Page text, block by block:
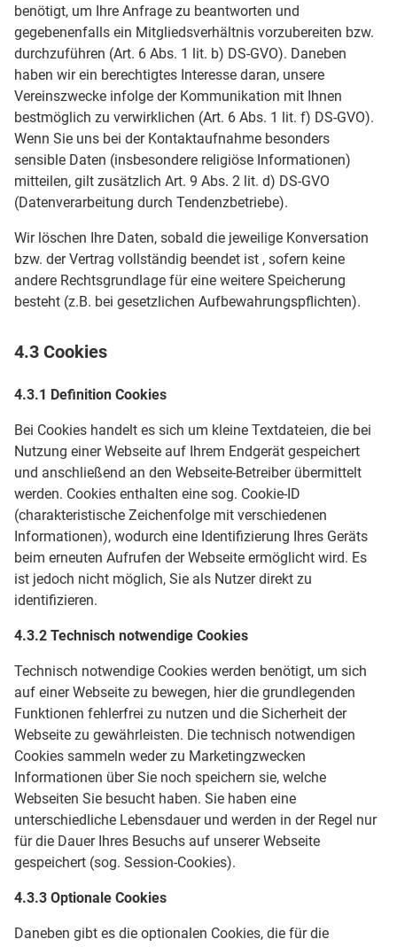
benötigt, um Ihre Anfrage zu beantworten und
gegebenenfalls ein Mitgliedsverhältnis vorzubereiten bzw.
durchzuführen (Art. 6 Abs. 1 lit. b) DS-GVO). Daneben
haben wir ein berechtigtes Interesse daran, unsere
Vereinszwecke infolge der Kommunikation mit Ihnen
bestmöglich zu verwirklichen (Art. 6 Abs. 1 lit. f) DS-GVO).
Wenn Sie uns bei der Kontaktaufnahme besonders
sensible Daten (insbesondere religiöse Informationen)
mitteilen, gilt zusätzlich Art. 9 Abs. 2 lit. d) DS-GVO
(Datenverarbeitung durch Tendenzbetriebe).
Wir löschen Ihre Daten, sobald die jeweilige Konversation
bzw. der Vertrag vollständig beendet ist , sofern keine
andere Rechtsgrundlage für eine weitere Speicherung
besteht (z.B. bei gesetzlichen Aufbewahrungspflichten).
4.3 Cookies
4.3.1 Definition Cookies
Bei Cookies handelt es sich um kleine Textdateien, die bei
Nutzung einer Webseite auf Ihrem Endgerät gespeichert
und anschließend an den Webseite-Betreiber übermittelt
werden. Cookies enthalten eine sog. Cookie-ID
(charakteristische Zeichenfolge mit verschiedenen
Informationen), wodurch eine Identifizierung Ihres Geräts
beim erneuten Aufrufen der Webseite ermöglicht wird. Es
ist jedoch nicht möglich, Sie als Nutzer direkt zu
identifizieren.
4.3.2 Technisch notwendige Cookies
Technisch notwendige Cookies werden benötigt, um sich
auf einer Webseite zu bewegen, hier die grundlegenden
Funktionen fehlerfrei zu nutzen und die Sicherheit der
Webseite zu gewährleisten. Die technisch notwendigen
Cookies sammeln weder zu Marketingzwecken
Informationen über Sie noch speichern sie, welche
Webseiten Sie besucht haben. Sie haben eine
unterschiedliche Lebensdauer und werden in der Regel nur
für die Dauer Ihres Besuchs auf unserer Webseite
gespeichert (sog. Session-Cookies).
4.3.3 Optionale Cookies
Daneben gibt es die optionalen Cookies, die für die